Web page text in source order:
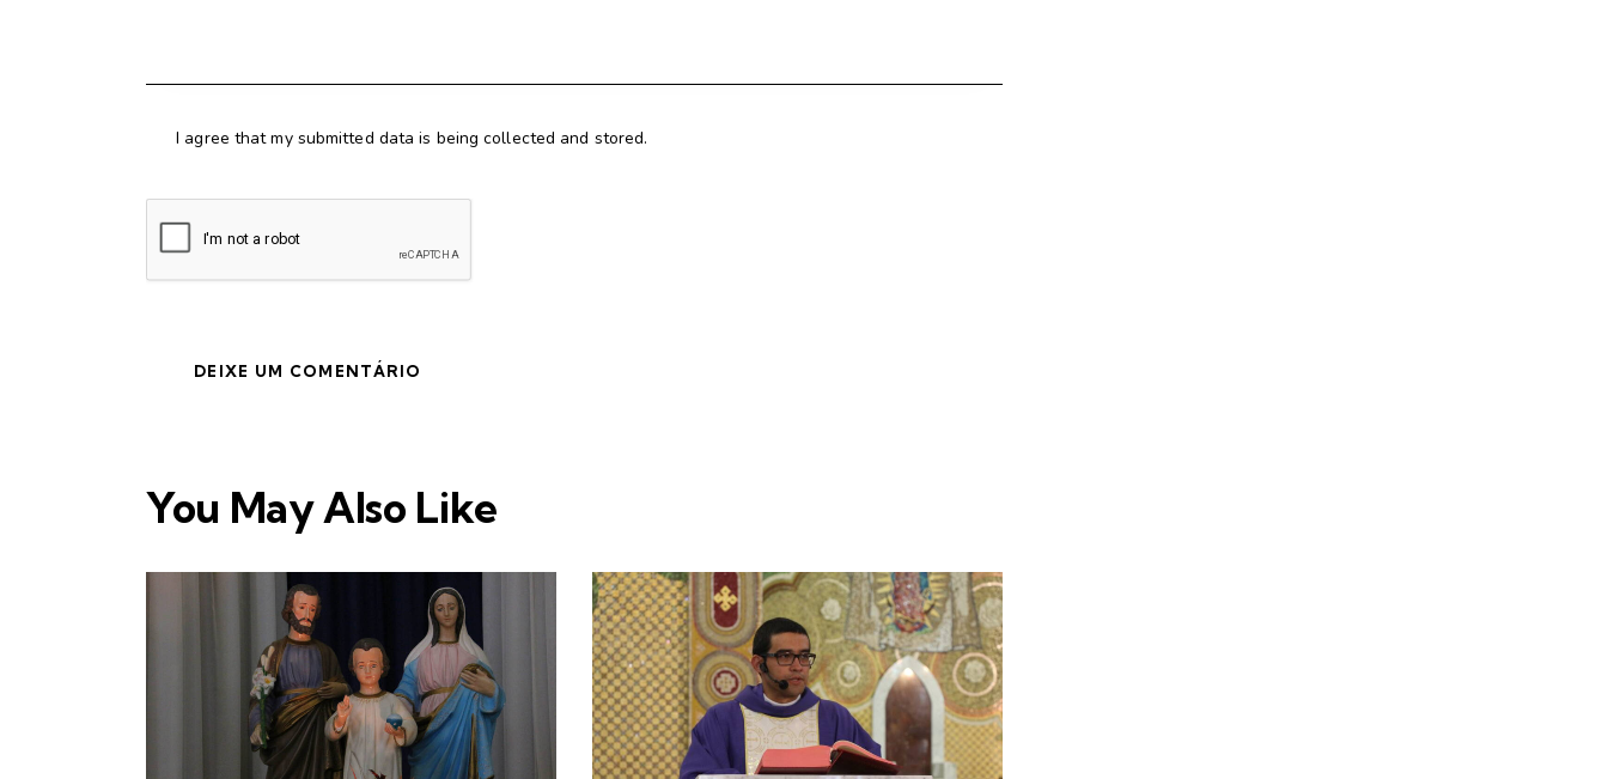
I agree that my submitted data is being collected and stored.
You May Also Like